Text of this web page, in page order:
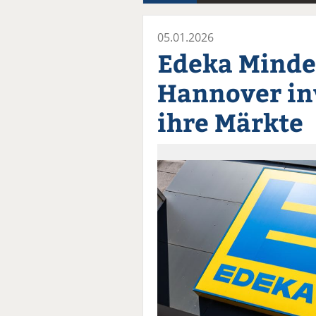
05.01.2026
Edeka
Hannover
ihre Märkte